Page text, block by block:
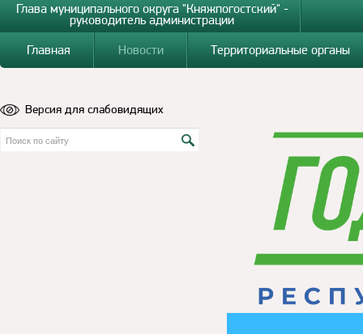
Глава муниципального округа "Княжпогостский" -
руководитель администрации
Главная
Новости Территориальные органы
Версия для слабовидящих